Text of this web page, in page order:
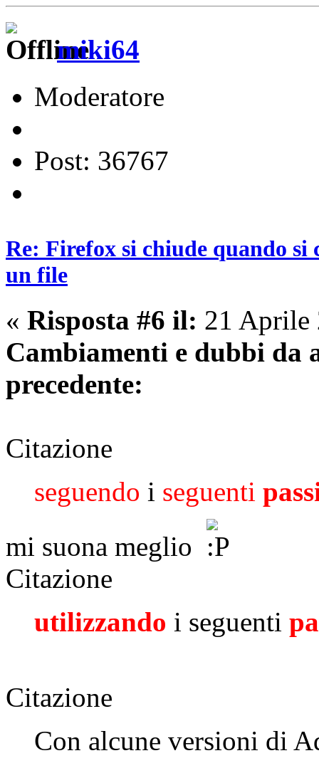
miki64
Moderatore
Post: 36767
Re: Firefox si chiude quando
un file
« Risposta #6 il: 21 Aprile
Cambiamenti e dubbi da
precedente:
Citazione
seguendo i seguenti
mi suona meglio
Citazione
utilizzando i seguenti
Citazione
Con alcune versioni di